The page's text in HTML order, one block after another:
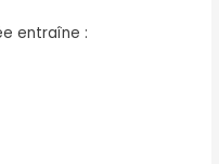
entraîne :